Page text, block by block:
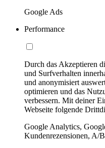
Google Ads
Performance
Durch das Akzeptieren
und Surfverhalten
und anonymisiert
optimieren und das
verbessern. Mit deiner
Webseite folgende
Google Analytics,
Kundenrezensionen, A/